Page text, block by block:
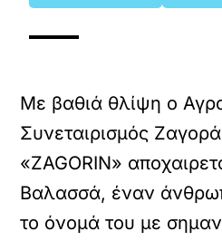
Με βαθιά θλίψη ο
Συνεταιρισμός
«ZAGORIN»
Βαλασσά, έναν
το όνομά του με